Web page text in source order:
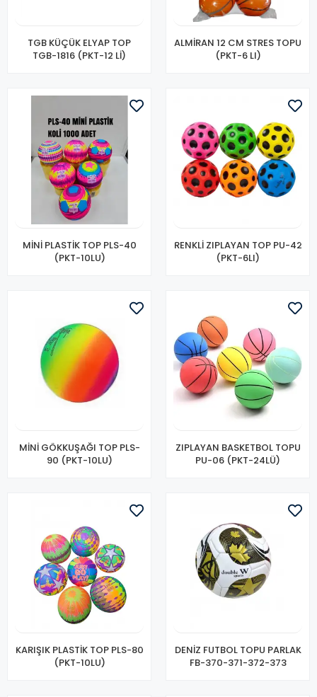
TGB KÜÇÜK ELYAP TOP
TGB-1816 (PKT-12 Lİ)
ALMİRAN 12 CM STRES TOPU
(PKT-6 LI)
MİNİ PLASTİK TOP PLS-40
(PKT-10LU)
RENKLİ ZIPLAYAN TOP PU-42
(PKT-6LI)
MİNİ GÖKKUŞAĞI TOP PLS-
90 (PKT-10LU)
ZIPLAYAN BASKETBOL TOPU
PU-06 (PKT-24LÜ)
KARIŞIK PLASTİK TOP PLS-80
(PKT-10LU)
DENİZ FUTBOL TOPU PARLAK
FB-370-371-372-373